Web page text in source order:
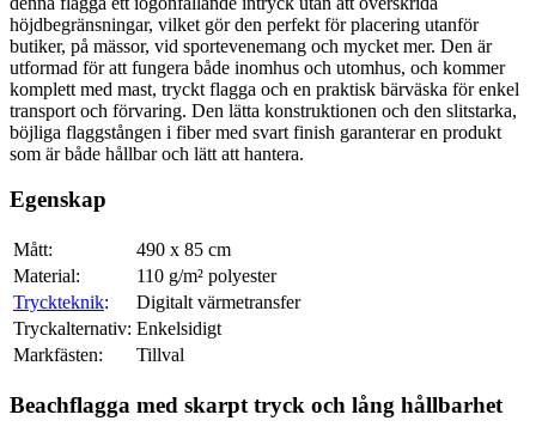
höjdbegränsningar, vilket gör den perfekt för placering utanför
butiker, på mässor, vid sportevenemang och mycket mer. Den är
utformad för att fungera både inomhus och utomhus, och kommer
komplett med mast, tryckt flagga och en praktisk bärväska för enkel
transport och förvaring. Den lätta konstruktionen och den slitstarka,
böjliga flaggstången i fiber med svart finish garanterar en produkt
som är både hållbar och lätt att hantera.
Egenskap
Mått:
490 x 85 cm
Material:
110 g/m² polyester
Tryckteknik:
Digitalt värmetransfer
Tryckalternativ: Enkelsidigt
Markfästen:
Tillval
Beachflagga med skarpt tryck och lång hållbarhet